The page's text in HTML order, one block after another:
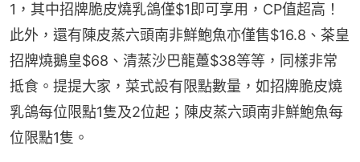
1，其中招牌脆皮燒乳鴿僅$1即可享用，CP值超高！
此外，還有陳皮蒸六頭南非鮮鮑魚亦僅售$16.8、茶皇
招牌燒鵝皇$68、清蒸沙巴龍躉$38等等，同樣非常
抵食。提提大家，菜式設有限點數量，如招牌脆皮燒
乳鴿每位限點1隻及2位起；陳皮蒸六頭南非鮮鮑魚每
位限點1隻。